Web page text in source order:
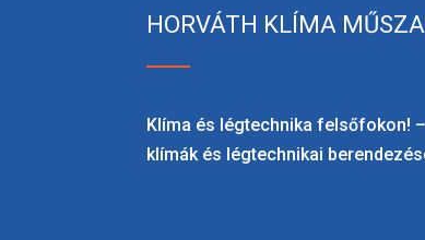
HORVÁTH KLÍMA
Klíma és légtechnika felsőfokon!
klímák és légtechnikai